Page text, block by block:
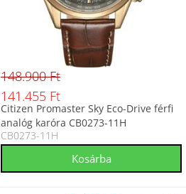
148.900 Ft
141.455 Ft
Citizen Promaster Sky Eco-Drive férfi
analóg karóra CB0273-11H
CB0273-11H